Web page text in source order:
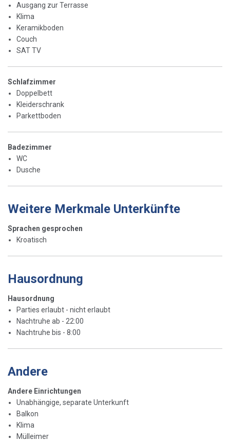
Ausgang zur Terrasse
Klima
Keramikboden
Couch
SAT TV
Schlafzimmer
Doppelbett
Kleiderschrank
Parkettboden
Badezimmer
WC
Dusche
Weitere Merkmale Unterkünfte
Sprachen gesprochen
Kroatisch
Hausordnung
Hausordnung
Parties erlaubt - nicht erlaubt
Nachtruhe ab - 22:00
Nachtruhe bis - 8:00
Andere
Andere Einrichtungen
Unabhängige, separate Unterkunft
Balkon
Klima
Mülleimer